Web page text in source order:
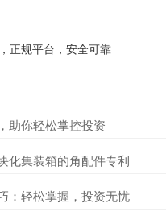
正规平台，安全可靠
助你轻松掌控投资
化集装箱的角配件专利
：轻松掌握，投资无忧